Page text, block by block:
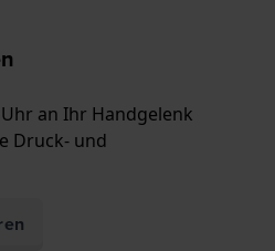
an Ihr Handgelenk
Druck- und